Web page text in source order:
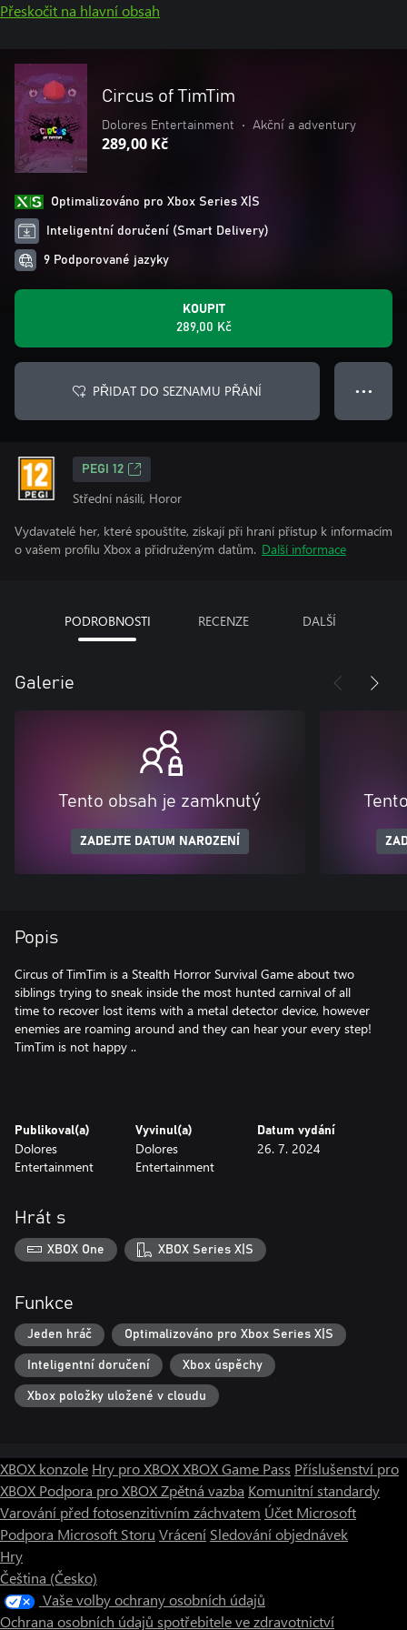
Přeskočit na hlavní obsah
Circus of TimTim
Dolores Entertainment • Akční a adventury
289,00 Kč
Optimalizováno pro Xbox Series X|S
Inteligentní doručení (Smart Delivery)
9 Podporované jazyky
KOUPIT
289,00 Kč
PŘIDAT DO SEZNAMU PŘÁNÍ ● ● ●
PEGI 12
Střední násilí, Horor
Vydavatelé her, které spouštíte, získají při hraní přístup k informacím
o vašem profilu Xbox a přidruženým datům. Další informace
PODROBNOSTI RECENZE DALŠÍ
Galerie
Tento obsah je zamknutý
ZADEJTE DATUM NAROZENÍ
Popis
Circus of TimTim is a Stealth Horror Survival Game about two
siblings trying to sneak inside the most hunted carnival of all
time to recover lost items with a metal detector device, however
enemies are roaming around and they can hear your every step!
TimTim is not happy ..
Publikoval(a)
Dolores
Entertainment
Vyvinul(a)
Dolores
Entertainment
Datum vydání
26. 7. 2024
Hrát s
XBOX One XBOX Series X|S
Funkce
Jeden hráč Optimalizováno pro Xbox Series X|S
Inteligentní doručení Xbox úspěchy
Xbox položky uložené v cloudu
XBOX konzole Hry pro XBOXXBOX Game Pass Příslušenství pro
XBOX Podpora pro XBOXZpětná vazba Komunitní standardy
Varování před fotosenzitivním záchvatem Účet Microsoft
Podpora Microsoft Storu Vrácení Sledování objednávek
Hry
Čeština (Česko)
Vaše volby ochrany osobních údajů
Ochrana osobních údajů spotřebitele ve zdravotnictví